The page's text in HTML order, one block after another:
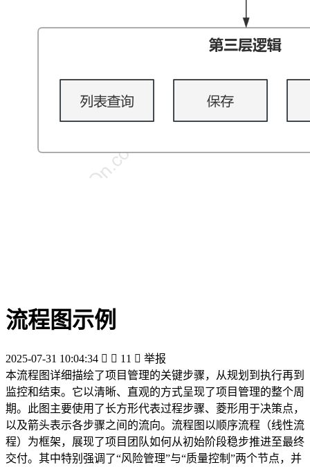
流程图示例
2025-07-31 10:04:34   11  举报
本流程图详细描绘了项目管理的关键步骤，从规划到执行再到
监控和结束。它以清晰、直观的方式呈现了项目管理的整个周
期。此图主要使用了长方形代表过程步骤、菱形用于决策点，
以及箭头表示各步骤之间的流向。流程图以顺序流程（线性流
程）为框架，展现了项目团队如何从初始阶段稳步推进至最终
交付。其中特别强调了“风险管理”与“质量控制”两个节点，并